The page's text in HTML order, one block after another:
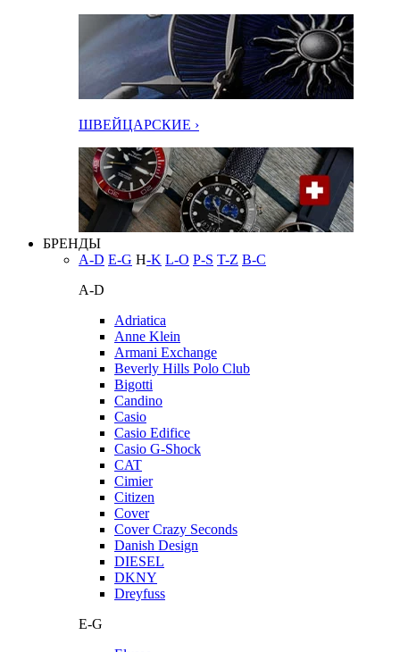
ШВЕЙЦАРСКИЕ ›
БРЕНДЫ
A-D E-G H-K L-O P-S T-Z В-С
A-D
Adriatica
Anne Klein
Armani Exchange
Beverly Hills Polo Club
Bigotti
Candino
Casio
Casio Edifice
Casio G-Shock
CAT
Cimier
Citizen
Cover
Cover Crazy Seconds
Danish Design
DIESEL
DKNY
Dreyfuss
E-G